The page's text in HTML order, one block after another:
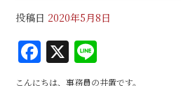
投稿日 2020年5月8日
F
a
X
n
こんにちは、事務員の井置です。